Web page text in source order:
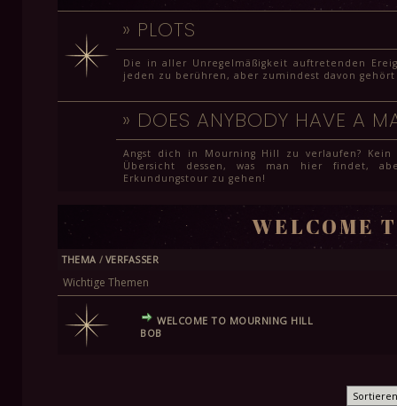
» PLOTS
Die in aller Unregelmäßigkeit auftretenden
jeden zu berühren, aber zumindest davon
» DOES ANYBODY HAVE A
Angst dich in Mourning Hill zu verlaufen?
Übersicht dessen, was man hier findet,
Erkundungstour zu gehen!
WELCOME
THEMA / VERFASSER
Wichtige Themen
WELCOME TO MOURNING HILL
BOB